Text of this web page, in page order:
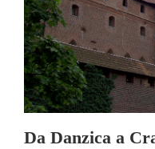
Da Danzica a